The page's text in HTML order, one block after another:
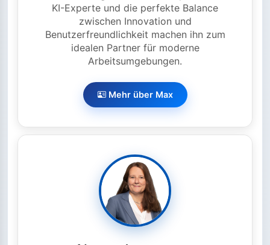
KI-Experte und die perfekte Balance
zwischen Innovation und
Benutzerfreundlichkeit machen ihn zum
idealen Partner für moderne
Arbeitsumgebungen.
Mehr über Max